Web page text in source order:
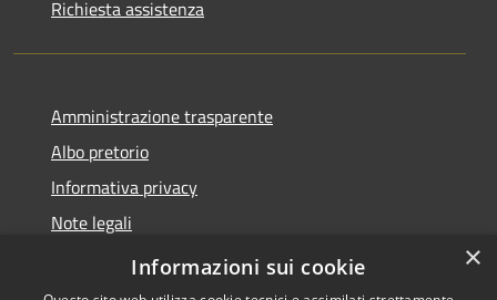
Richiesta assistenza
Amministrazione trasparente
Albo pretorio
Informativa privacy
Note legali
Dichiarazione di accessibilità
×
Informazioni sui cookie